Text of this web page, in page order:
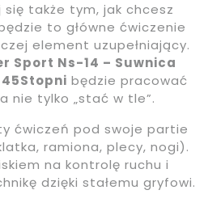
się także tym, jak chcesz
to główne ćwiczenie
element uzupełniający.
Sport Ns-14 – Suwnica
będzie pracować
nie tylko „stać w tle”.
ćwiczeń pod swoje partie
ramiona, plecy, nogi).
na kontrolę ruchu i
dzięki stałemu gryfowi.